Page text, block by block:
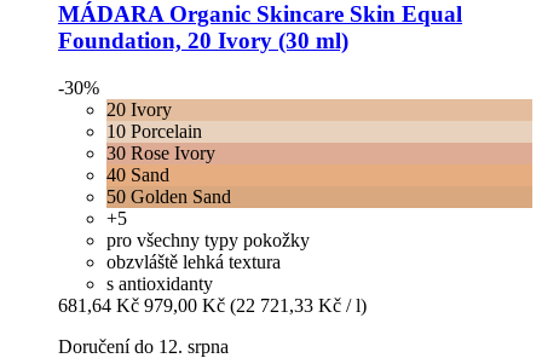
MÁDARA Organic Skincare Skin Equal
Foundation, 20 Ivory (30 ml)
-30%
20 Ivory
10 Porcelain
30 Rose Ivory
40 Sand
50 Golden Sand
+5
pro všechny typy pokožky
obzvláště lehká textura
s antioxidanty
681,64 Kč 979,00 Kč (22 721,33 Kč / l)
Doručení do 12. srpna